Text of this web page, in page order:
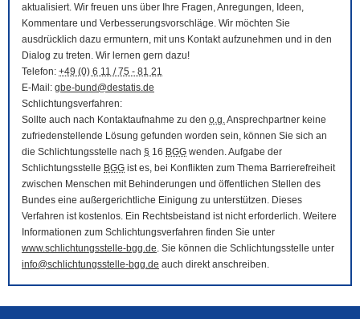
aktualisiert. Wir freuen uns über Ihre Fragen, Anregungen, Ideen,
Kommentare und Verbesserungsvorschläge. Wir möchten Sie
ausdrücklich dazu ermuntern, mit uns Kontakt aufzunehmen und in den
Dialog zu treten. Wir lernen gern dazu!
Telefon: +49 (0) 6 11 / 75 - 81 21
E-Mail : gbe-bund@destatis.de
Schlichtungsverfahren:
Sollte auch nach Kontaktaufnahme zu den o.g.Ansprechpartner keine
zufriedenstellende Lösung gefunden worden sein, können Sie sich an
die Schlichtungsstelle nach § 16 BGG wenden. Aufgabe der
Schlichtungsstelle BGG ist es, bei Konflikten zum Thema Barrierefreiheit
zwischen Menschen mit Behinderungen und öffentlichen Stellen des
Bundes eine außergerichtliche Einigung zu unterstützen. Dieses
Verfahren ist kostenlos. Ein Rechtsbeistand ist nicht erforderlich. Weitere
Informationen zum Schlichtungsverfahren finden Sie unter
www.schlichtungsstelle-bgg.de. Sie können die Schlichtungsstelle unter
info@schlichtungsstelle-bgg.de auch direkt anschreiben.